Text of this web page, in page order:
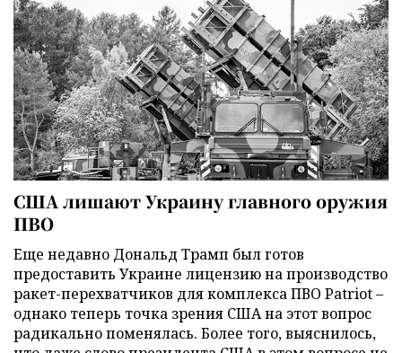
США лишают Украину главного оружия
ПВО
Еще недавно Дональд Трамп был готов
предоставить Украине лицензию на производство
ракет-перехватчиков для комплекса ПВО Patriot –
однако теперь точка зрения США на этот вопрос
радикально поменялась. Более того, выяснилось,